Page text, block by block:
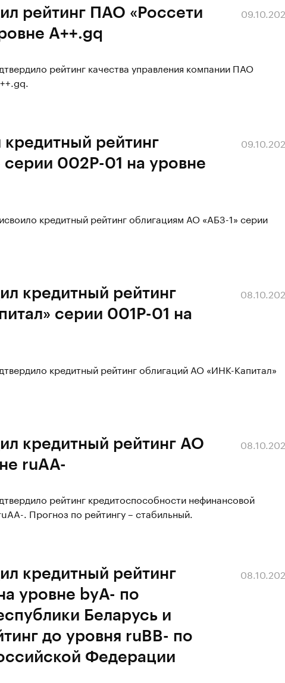
рейтинг ПАО «Россети
А++.gq
рейтинг качества управления компании ПАО
рейтинг
002Р-01 на уровне
кредитный рейтинг облигациям АО «АБЗ-1» серии
кредитный рейтинг
серии 001Р-01 на
кредитный рейтинг облигаций АО «ИНК-Капитал»
кредитный рейтинг АО
ruАА-
рейтинг кредитоспособности нефинансовой
. Прогноз по рейтингу – стабильный.
кредитный рейтинг
уровне byA- по
Беларусь и
до уровня ruBB- по
Федерации